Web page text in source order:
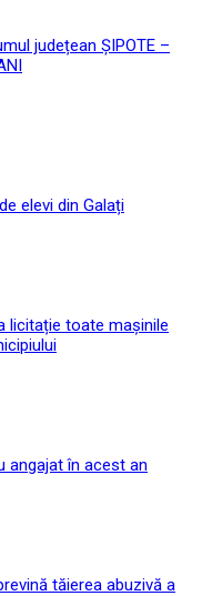
județean ȘIPOTE –
elevi din Galați
licitație toate mașinile
angajat în acest an
tăierea abuzivă a